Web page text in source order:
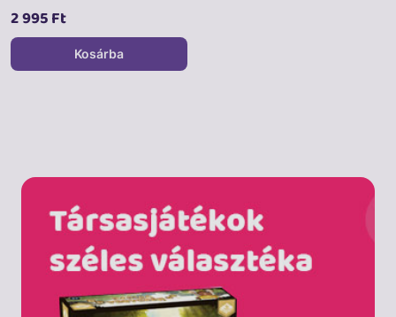
2 995 Ft
Kosárba